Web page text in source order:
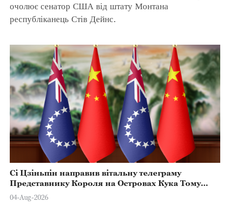
очолює сенатор США від штату Монтана
республіканець Стів Дейнс.
Сі Цзіньпін направив вітальну телеграму
Представнику Короля на Островах Кука Тому
Марстерсу з нагоди Дня Конституції
04-Aug-2026